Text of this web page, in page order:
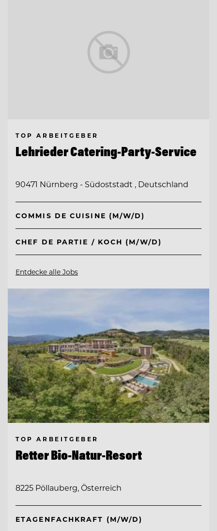
TOP ARBEITGEBER
Lehrieder Catering-Party-Service
90471 Nürnberg - Südoststadt , Deutschland
COMMIS DE CUISINE (M/W/D)
CHEF DE PARTIE / KOCH (M/W/D)
Entdecke alle Jobs
TOP ARBEITGEBER
Retter Bio-Natur-Resort
8225 Pöllauberg, Österreich
ETAGENFACHKRAFT (M/W/D)